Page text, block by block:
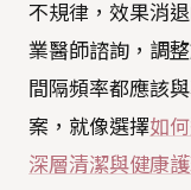
不規律，效果消
業醫師諮詢，調
間隔頻率都應該
案，就像選擇如
深層清潔與健康